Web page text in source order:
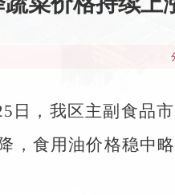
日，我区主副食品
，食用油价格稳中